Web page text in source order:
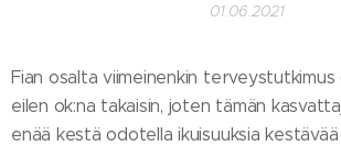
01.06.2021
Fian osalta viimeinenkin terveystutkimus
eilen ok:na takaisin, joten tämän
enää kestä odotella ikuisuuksia